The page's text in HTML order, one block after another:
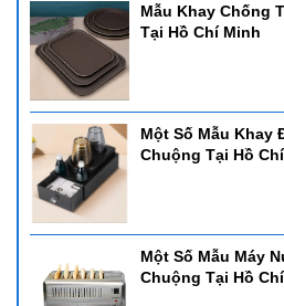
Mẫu Khay Chống
Tại Hồ Chí Minh
Một Số Mẫu
Chuộng Tại Hồ
Một Số Mẫu Máy
Chuộng Tại Hồ